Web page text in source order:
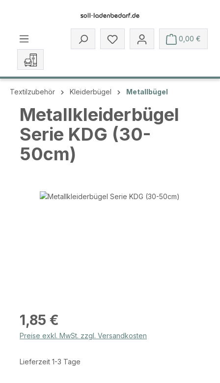
Du hast 0 Produkte auf dem
0,00 €
Textilzubehör Kleiderbügel Metallbügel
Metallkleiderbügel
Serie KDG (30-
50cm)
Bildergalerie überspringen
Regulärer Preis:
1,85 €
Preise exkl. MwSt. zzgl. Versandkosten
Lieferzeit 1-3 Tage